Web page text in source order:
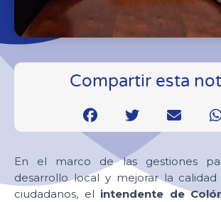
Compartir esta
En el marco de las gestiones
desarrollo local y mejorar la
ciudadanos, el intendente de